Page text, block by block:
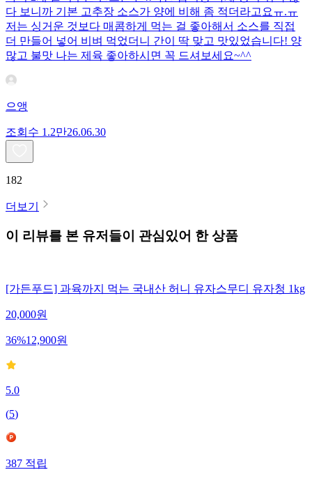
다 보니까 기본 고추장 소스가 양에 비해 좀 적더라고요ㅠ.ㅠ
저는 싱거운 것보다 매콤하게 먹는 걸 좋아해서 소스를 직접
더 만들어 넣어 비벼 먹었더니 간이 딱 맞고 맛있었습니다! 양
많고 불맛 나는 제육 좋아하시면 꼭 드셔보세요~^^
으앵
조회수 1.2만26.06.30
182
더보기
이 리뷰를 본 유저들이 관심있어 한 상품
[가든푸드] 과육까지 먹는 국내산 허니 유자스무디 유자청 1kg
20,000원
36%12,900원
5.0
(5)
387 적립